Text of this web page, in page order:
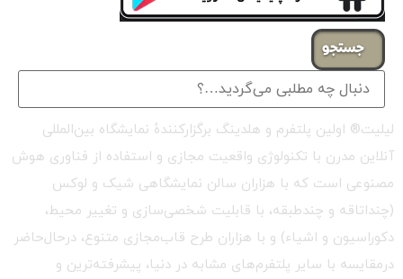
جستجو
لیلیت® اولین پلتفرم و هلدینگ برگزارکنندهٔ نمایشگاه بین‌المللی
آنلاین مدرن با تکنولوژی واقعیت مجازی و استفاده از فناوری هوش
مصنوعی است که با هزاران سالن نمایشگاهی شیک و لوکس
(چنداتاقه و چندطبقه، با قابلیت شخصی‌سازی و تغییر محیط،
دکوراسیون و اشیاء) و با هزاران طرح قاب‌مجازی متنوع، درحال‌حاضر
درمقایسه با سایر پلتفرم‌های مشابه در دنیا، پیشرفته‌ترین و